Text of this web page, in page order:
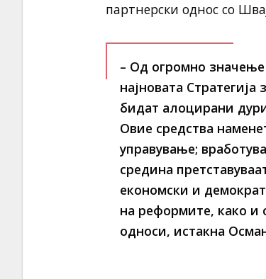
партнерски однос со
– Од огромно
најновата
бидат алоцирани
Овие средства
управување;
средина
економски и
на реформите, како и
односи, истакна